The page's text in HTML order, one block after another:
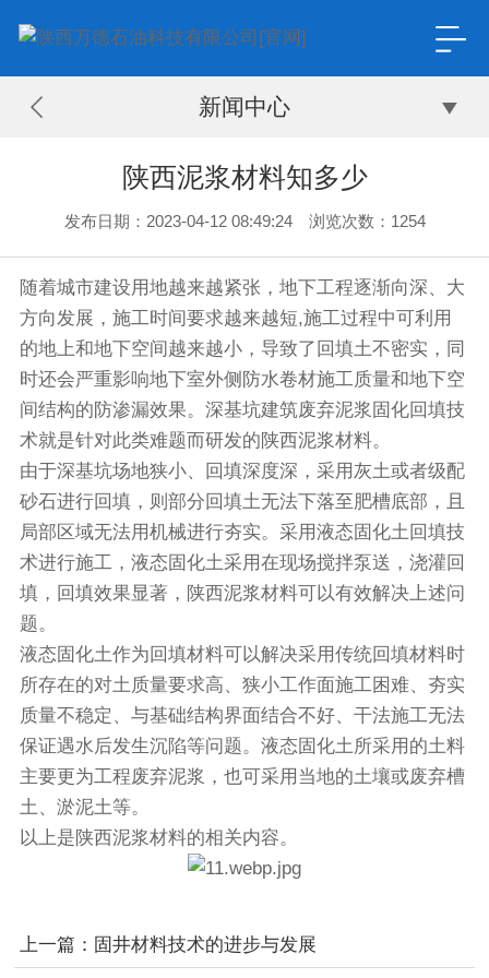
新闻中心
陕西泥浆材料知多少
发布日期：2023-04-12 08:49:24 浏览次数：1254
随着城市建设用地越来越紧张，地下工程逐渐向深、大
方向发展，施工时间要求越来越短,施工过程中可利用
的地上和地下空间越来越小，导致了回填土不密实，同
时还会严重影响地下室外侧防水卷材施工质量和地下空
间结构的防渗漏效果。深基坑建筑废弃泥浆固化回填技
术就是针对此类难题而研发的陕西泥浆材料。
由于深基坑场地狭小、回填深度深，采用灰土或者级配
砂石进行回填，则部分回填土无法下落至肥槽底部，且
局部区域无法用机械进行夯实。采用液态固化土回填技
术进行施工，液态固化土采用在现场搅拌泵送，浇灌回
填，回填效果显著，陕西泥浆材料可以有效解决上述问
题。
液态固化土作为回填材料可以解决采用传统回填材料时
所存在的对土质量要求高、狭小工作面施工困难、夯实
质量不稳定、与基础结构界面结合不好、干法施工无法
保证遇水后发生沉陷等问题。液态固化土所采用的土料
主要更为工程废弃泥浆，也可采用当地的土壤或废弃槽
土、淤泥土等。
以上是陕西泥浆材料的相关内容。
上一篇： 固井材料技术的进步与发展